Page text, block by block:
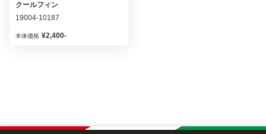
クールフィン
19004-10187
本体価格 ¥2,400-